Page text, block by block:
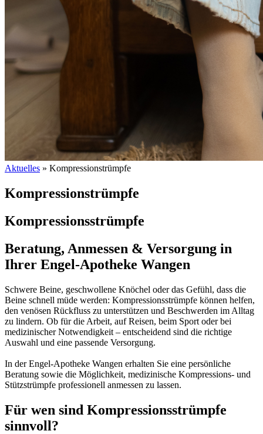
Aktuelles » Kompressionstrümpfe
Kompressionstrümpfe
Kompressionsstrümpfe
Beratung, Anmessen & Versorgung in
Ihrer Engel-Apotheke Wangen
Schwere Beine, geschwollene Knöchel oder das Gefühl, dass die
Beine schnell müde werden: Kompressionsstrümpfe können helfen,
den venösen Rückfluss zu unterstützen und Beschwerden im Alltag
zu lindern. Ob für die Arbeit, auf Reisen, beim Sport oder bei
medizinischer Notwendigkeit – entscheidend sind die richtige
Auswahl und eine passende Versorgung.
In der Engel-Apotheke Wangen erhalten Sie eine persönliche
Beratung sowie die Möglichkeit, medizinische Kompressions- und
Stützstrümpfe professionell anmessen zu lassen.
Für wen sind Kompressionsstrümpfe
sinnvoll?